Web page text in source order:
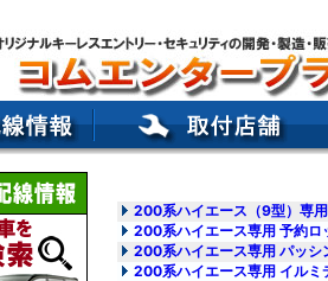
200系ハイエース（9型）専
200系ハイエース専用 予約ロ
200系ハイエース専用 パッシ
200系ハイエース専用 イルミ